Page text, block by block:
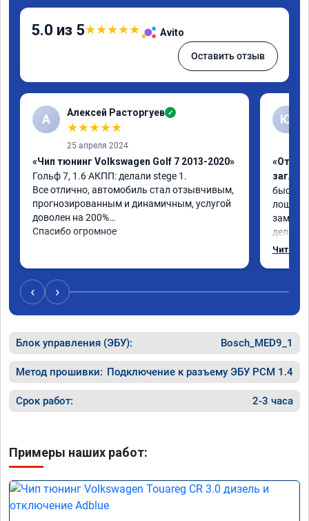
5.0 из 5★★★★★ Avito
Оставить отзыв
А Алексей Расторгуев ✓
★★★★★
25 апреля 2024
«Чип тюнинг Volkswagen Golf 7 2013-2020»
Гольф 7, 1.6 АКПП: делали stege 1.
Все отлично, автомобиль стал отзывчивым,
прогнозированным и динамичным, услугой
доволен на 200%
Спасибо огромное
Ю
быстро
может
Читать
‹ ›
Блок управления (ЭБУ): Bosch_MED9_1
Метод прошивки: Подключение к разъему ЭБУ PCM 1.4
Срок работ: 2-3 часа
Примеры наших работ: